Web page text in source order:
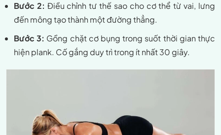
Bước 2: Điều chỉnh tư thế sao cho cơ thể từ vai, lưng
đến mông tạo thành một đường thẳng.
Bước 3: Gồng chặt cơ bụng trong suốt thời gian thực
hiện plank. Cố gắng duy trì trong ít nhất 30 giây.